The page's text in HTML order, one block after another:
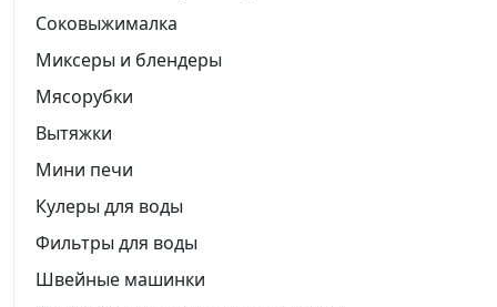
Соковыжималка
Миксеры и блендеры
Мясорубки
Вытяжки
Мини печи
Кулеры для воды
Фильтры для воды
Швейные машинки